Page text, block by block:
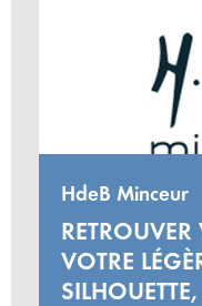
HdeB Minceur
VOTRE